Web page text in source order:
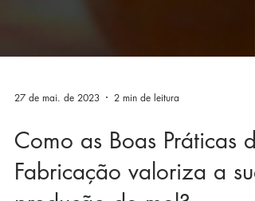
27 de mai. de 2023 2 min de leitura
Como as Boas Práticas de